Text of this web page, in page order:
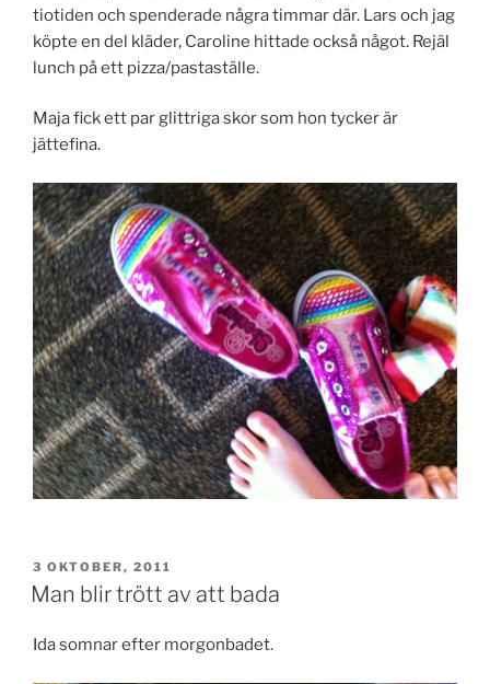
tiotiden och spenderade några timmar där. Lars och jag
köpte en del kläder, Caroline hittade också något. Rejäl
lunch på ett pizza/pastaställe.
Maja fick ett par glittriga skor som hon tycker är
jättefina.
PUBLICERAT
3 OKTOBER, 2011
Man blir trött av att bada
Ida somnar efter morgonbadet.